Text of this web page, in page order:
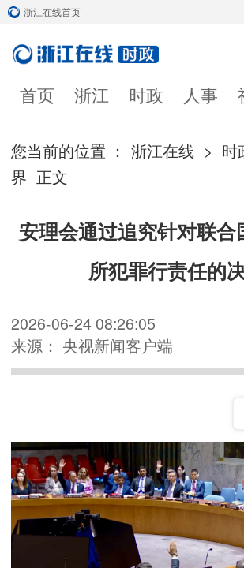
浙江在线首页
首页 浙江 时政 人事
您当前的位置 ： 浙江在线 > 时
界 正文
安理会通过追究针对联合
所犯罪行责任的
2026-06-24 08:26:05
来源： 央视新闻客户端